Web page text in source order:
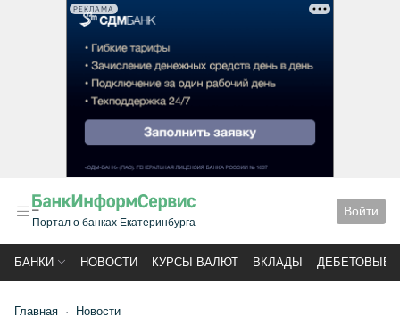
РЕКЛАМА
Портал о банках Екатеринбурга
Войти
БАНКИ НОВОСТИ КУРСЫ ВАЛЮТ ВКЛАДЫ ДЕБЕТОВЫЕ
Главная Новости